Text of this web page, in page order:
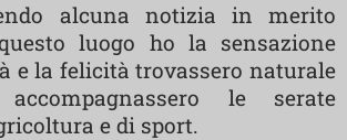
alcuna notizia in merito
luogo ho la sensazione
e la felicità trovassero naturale
le serate
e di sport.